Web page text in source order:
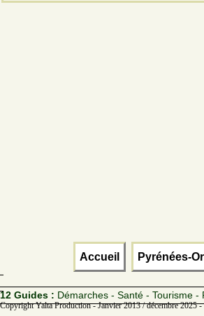
Accueil Pyrénées-
12 Guides : Démarches - Santé - Tourisme -
Copyright Yalta Production - Janvier 2013 / décembre 2025 -